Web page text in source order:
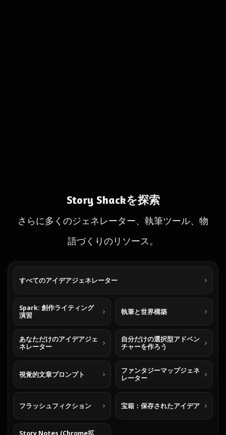
Story Shackを探索
さらに多くのジェネレーター、執筆ツール、物
語づくりのリソース。
すべてのアイデアジェネレーター
Spark: 創作ライティング
演習
執筆と世界構築
あなただけのアイデアジェ
ネレーター
自分だけの選択型アドベン
チャーを作ろう
視覚的文章プロンプト
ファンタジーマップジェネ
レーター
フラッシュフィクション 宝箱：保存されたアイデア
Story Notes (Chrome拡